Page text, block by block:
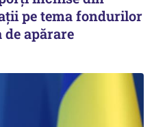
pe tema fondurilor
apărare